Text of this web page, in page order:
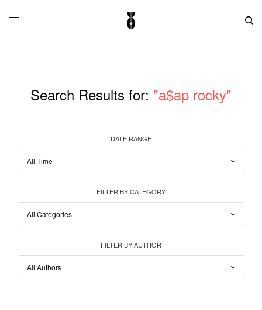
Search Results for: "a$ap rocky"
DATE RANGE
FILTER BY CATEGORY
FILTER BY AUTHOR